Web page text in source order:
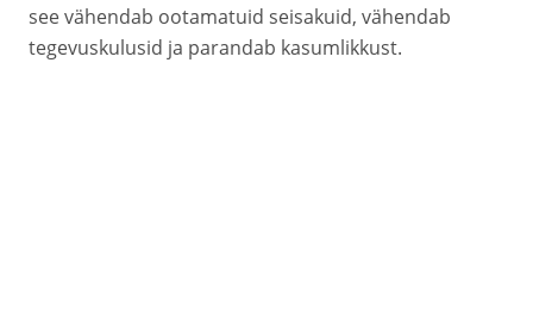
see vähendab ootamatuid seisakuid, vähendab
tegevuskulusid ja parandab kasumlikkust.